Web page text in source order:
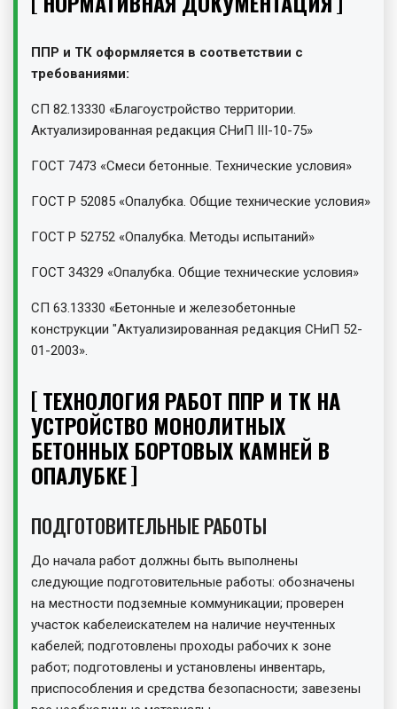
ППР и ТК оформляется в соответствии с
требованиями:
СП 82.13330 «Благоустройство территории.
Актуализированная редакция СНиП III-10-75»
ГОСТ 7473 «Смеси бетонные. Технические условия»
ГОСТ Р 52085 «Опалубка. Общие технические условия»
ГОСТ Р 52752 «Опалубка. Методы испытаний»
ГОСТ 34329 «Опалубка. Общие технические условия»
СП 63.13330 «Бетонные и железобетонные
конструкции "Актуализированная редакция СНиП 52-
01-2003».
ТЕХНОЛОГИЯ РАБОТ ППР И ТК НА
УСТРОЙСТВО МОНОЛИТНЫХ
БЕТОННЫХ БОРТОВЫХ КАМНЕЙ В
ОПАЛУБКЕ
ПОДГОТОВИТЕЛЬНЫЕ РАБОТЫ
До начала работ должны быть выполнены
следующие подготовительные работы: обозначены
на местности подземные коммуникации; проверен
участок кабелеискателем на наличие неучтенных
кабелей; подготовлены проходы рабочих к зоне
работ; подготовлены и установлены инвентарь,
приспособления и средства безопасности; завезены